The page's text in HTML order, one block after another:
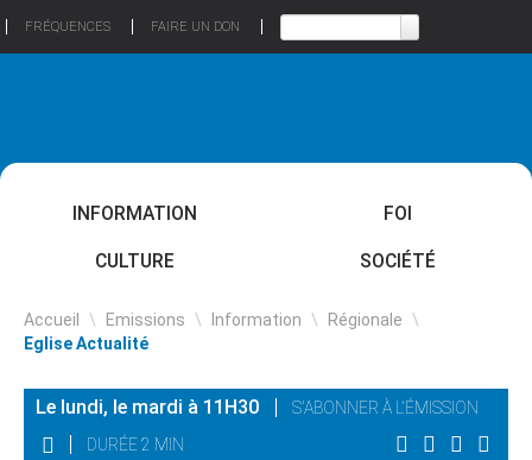
FRÉQUENCES FAIRE UN DON
INFORMATION FOI
CULTURE SOCIÉTÉ
Accueil \ Emissions \ Information \ Régionale \
Eglise Actualité
Le lundi, le mardi à 11H30
S'ABONNER À L'ÉMISSION
DURÉE 2 MIN